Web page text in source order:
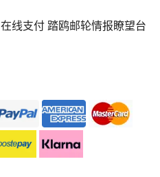
在线支付 踏鸥邮轮情报瞭望台